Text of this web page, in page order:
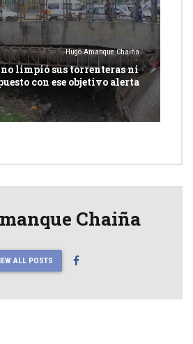
Hugo Amanque Chaiña
limpió sus torrenteras ni
con ese objetivo alerta
Chaiña
ALL POSTS